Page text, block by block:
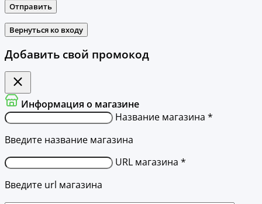
Отправить
Вернуться ко входу
Добавить свой промокод
Информация о магазине
Название магазина *
Введите название магазина
URL магазина *
Введите url магазина